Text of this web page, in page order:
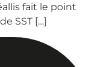
fait le point
SST […]